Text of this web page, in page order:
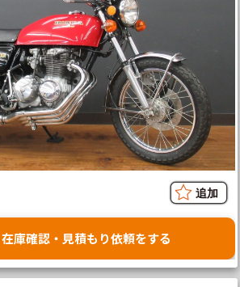
在庫確認・見積もり依頼をする